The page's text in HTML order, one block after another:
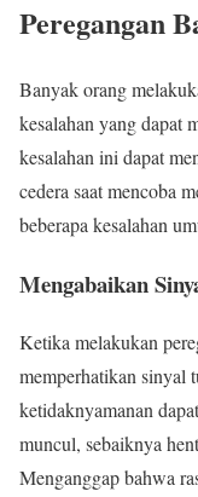
Peregangan
Banyak orang
kesalahan yang dapat
kesalahan ini dapat
cedera saat mencoba
beberapa kesalahan
Mengabaikan
Ketika melakukan
memperhatikan sinyal
ketidaknyamanan
muncul, sebaiknya
Menganggap bahwa